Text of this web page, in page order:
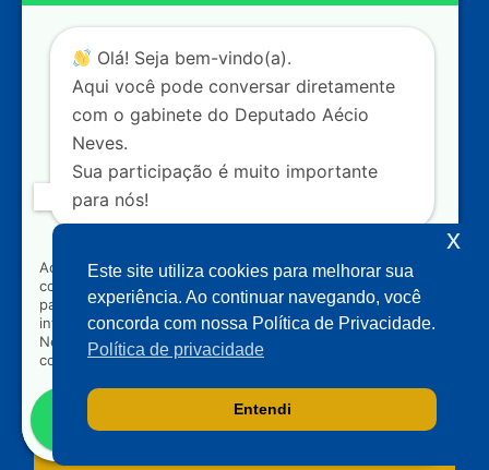
Contato
dep.aecioneves@camara.leg.br
+55 (61) 3215-5964
+55 (31) 3261-0121
+55 (31) 97150-0834
Nossas redes
Acompanhe o meu mandato
Olá! Seja bem-vindo(a).
Aqui você pode conversar diretamente
com o gabinete do Deputado Aécio
Neves.
Sua participação é muito importante
para nós!
Ao clicar para iniciar o contato pelo WhatsApp, você
concorda que seus dados serão utilizados exclusivamente
para atendimento relacionado às demandas, sugestões ou
informações referentes ao mandato do Deputado Aécio
Neves. Seus dados serão tratados com sigilo e não serão
compartilhados com terceiros.
Falar com gabinete
Este site utiliza cookies para melhorar sua
experiência. Ao continuar navegando, você
concorda com nossa Política de Privacidade.
Política de privacidade
Entendi
x